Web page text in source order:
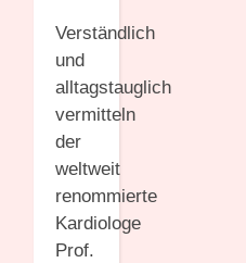
Verständlich
und
alltagstauglich
vermitteln
der
weltweit
renommierte
Kardiologe
Prof.